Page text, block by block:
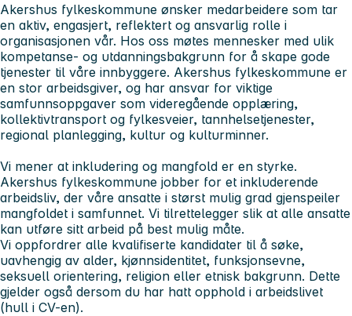
Akershus fylkeskommune ønsker medarbeidere som tar
en aktiv, engasjert, reflektert og ansvarlig rolle i
organisasjonen vår. Hos oss møtes mennesker med ulik
kompetanse- og utdanningsbakgrunn for å skape gode
tjenester til våre innbyggere. Akershus fylkeskommune er
en stor arbeidsgiver, og har ansvar for viktige
samfunnsoppgaver som videregående opplæring,
kollektivtransport og fylkesveier, tannhelsetjenester,
regional planlegging, kultur og kulturminner.
Vi mener at inkludering og mangfold er en styrke.
Akershus fylkeskommune jobber for et inkluderende
arbeidsliv, der våre ansatte i størst mulig grad gjenspeiler
mangfoldet i samfunnet. Vi tilrettelegger slik at alle ansatte
kan utføre sitt arbeid på best mulig måte.
Vi oppfordrer alle kvalifiserte kandidater til å søke,
uavhengig av alder, kjønnsidentitet, funksjonsevne,
seksuell orientering, religion eller etnisk bakgrunn. Dette
gjelder også dersom du har hatt opphold i arbeidslivet
(hull i CV-en).